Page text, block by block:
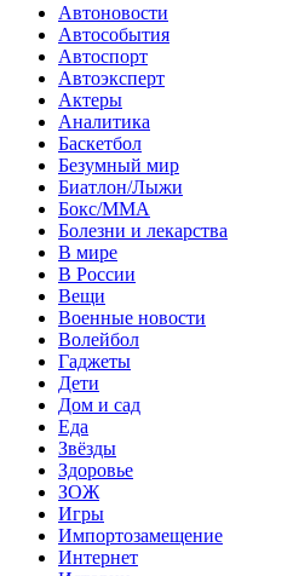
Автоновости
Автособытия
Автоспорт
Автоэксперт
Актеры
Аналитика
Баскетбол
Безумный мир
Биатлон/Лыжи
Бокс/MMA
Болезни и лекарства
В мире
В России
Вещи
Военные новости
Волейбол
Гаджеты
Дети
Дом и сад
Еда
Звёзды
Здоровье
ЗОЖ
Игры
Импортозамещение
Интернет